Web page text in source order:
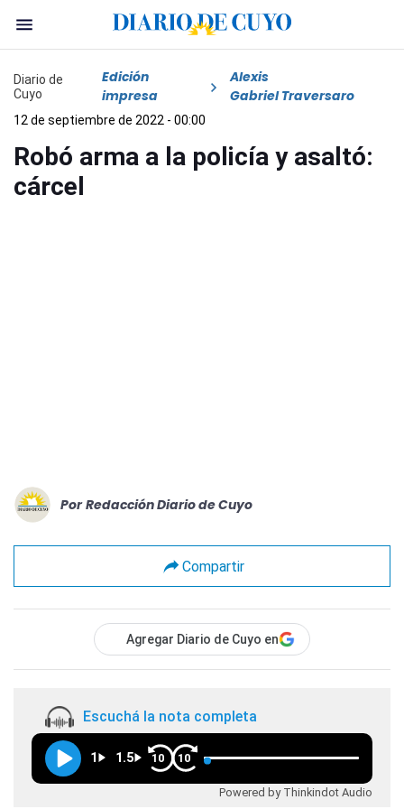
Diario de
Cuyo
Edición
impresa
Alexis
Gabriel Traversaro
12 de septiembre de 2022 - 00:00
Robó arma a la policía y asaltó:
cárcel
Por Redacción Diario de Cuyo
Compartir
Agregar Diario de Cuyo en
Escuchá la nota completa
1 1.5 10 10
Powered by Thinkindot Audio